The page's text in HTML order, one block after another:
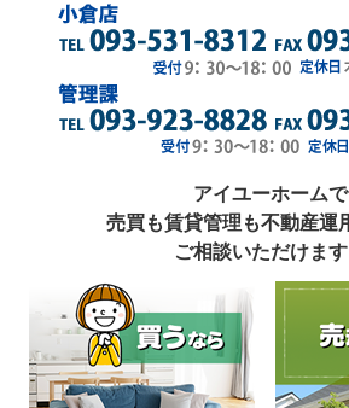
アイユーホームで
売買も賃貸管理も不動産運
ご相談いただけます